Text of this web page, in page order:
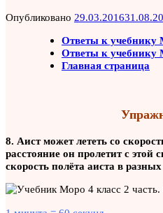
Опубликовано 29.03.2016
Ответы к учебнику
Ответы к учебнику
Главная страница
8. Аист может лететь со
расстояние он пролетит с этой
скорость полёта аиста в